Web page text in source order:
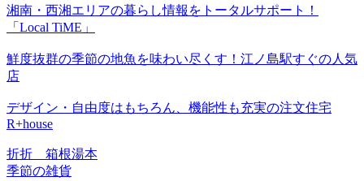
湘南・西湘エリアの暮らし情報をトータルサポート！
「Local TiME」
鮮度抜群の季節の地魚を味わい尽くす！江ノ島駅すぐの人気
店
デザイン・自由度はもちろん、機能性も充実の注文住宅
R+house
折折 箱根湯本
季節の雑貨